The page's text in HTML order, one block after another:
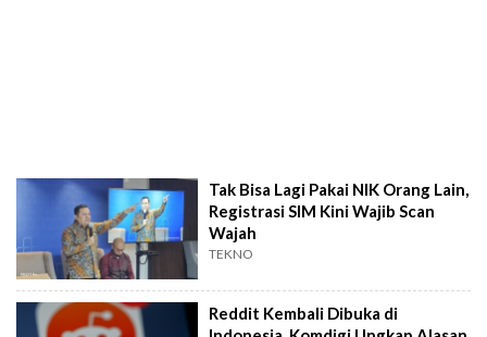
Tak Bisa Lagi Pakai NIK Orang Lain,
Registrasi SIM Kini Wajib Scan
Wajah
TEKNO
Reddit Kembali Dibuka di